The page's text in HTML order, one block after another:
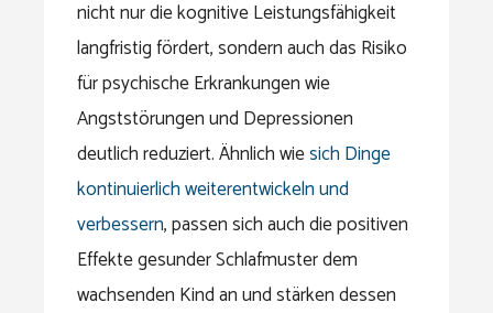
nicht nur die kognitive Leistungsfähigkeit
langfristig fördert, sondern auch das Risiko
für psychische Erkrankungen wie
Angststörungen und Depressionen
deutlich reduziert. Ähnlich wiesich Dinge
kontinuierlich weiterentwickeln und
verbessern, passen sich auch die positiven
Effekte gesunder Schlafmuster dem
wachsenden Kind an und stärken dessen